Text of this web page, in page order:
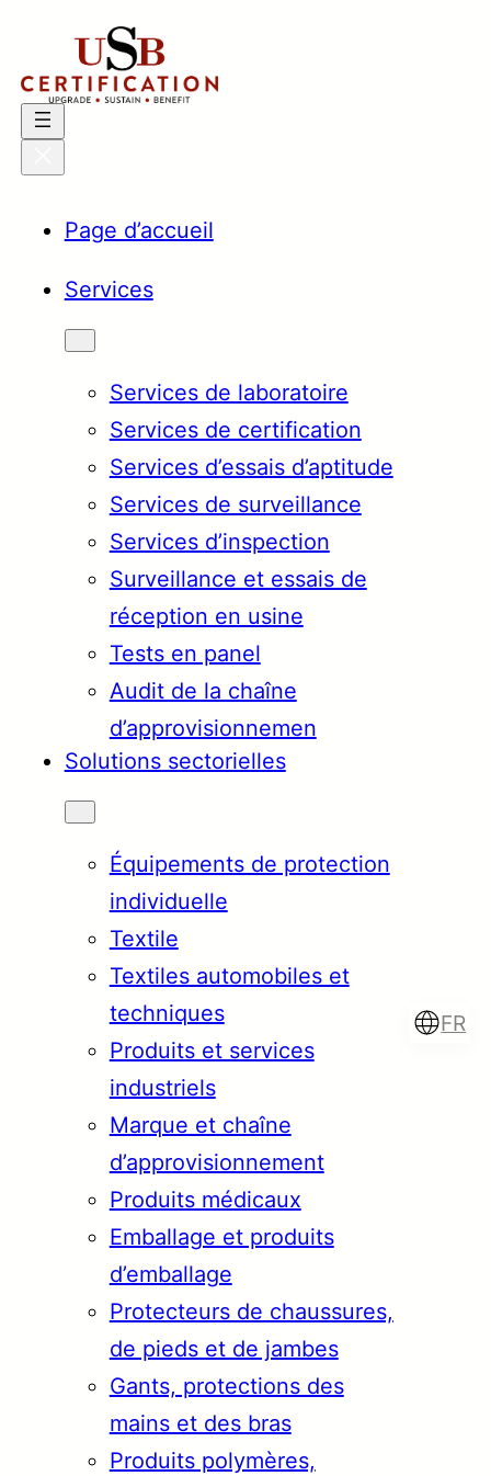
contenu
Page d’accueil
Services
Services de laboratoire
Services de certification
Services d’essais d’aptitude
Services de surveillance
Services d’inspection
Surveillance et essais de
réception en usine
Tests en panel
Audit de la chaîne
d’approvisionnemen
Solutions sectorielles
Équipements de protection
individuelle
Textile
Textiles automobiles et
techniques
Produits et services
industriels
Marque et chaîne
d’approvisionnement
Produits médicaux
Emballage et produits
d’emballage
Protecteurs de chaussures,
de pieds et de jambes
Gants, protections des
mains et des bras
Produits polymères,
FR
Türkçe English
Français